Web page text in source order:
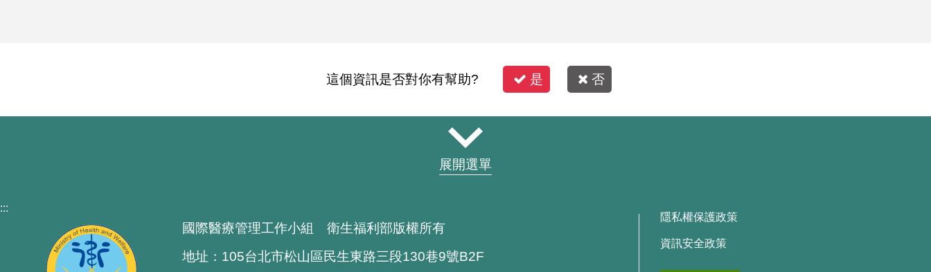
這個資訊是否對你有幫助? 是 否
展開選單
:::
國際醫療管理工作小組 衛生福利部版權所有
地址：105台北市松山區民生東路三段130巷9號B2F
隱私權保護政策
資訊安全政策